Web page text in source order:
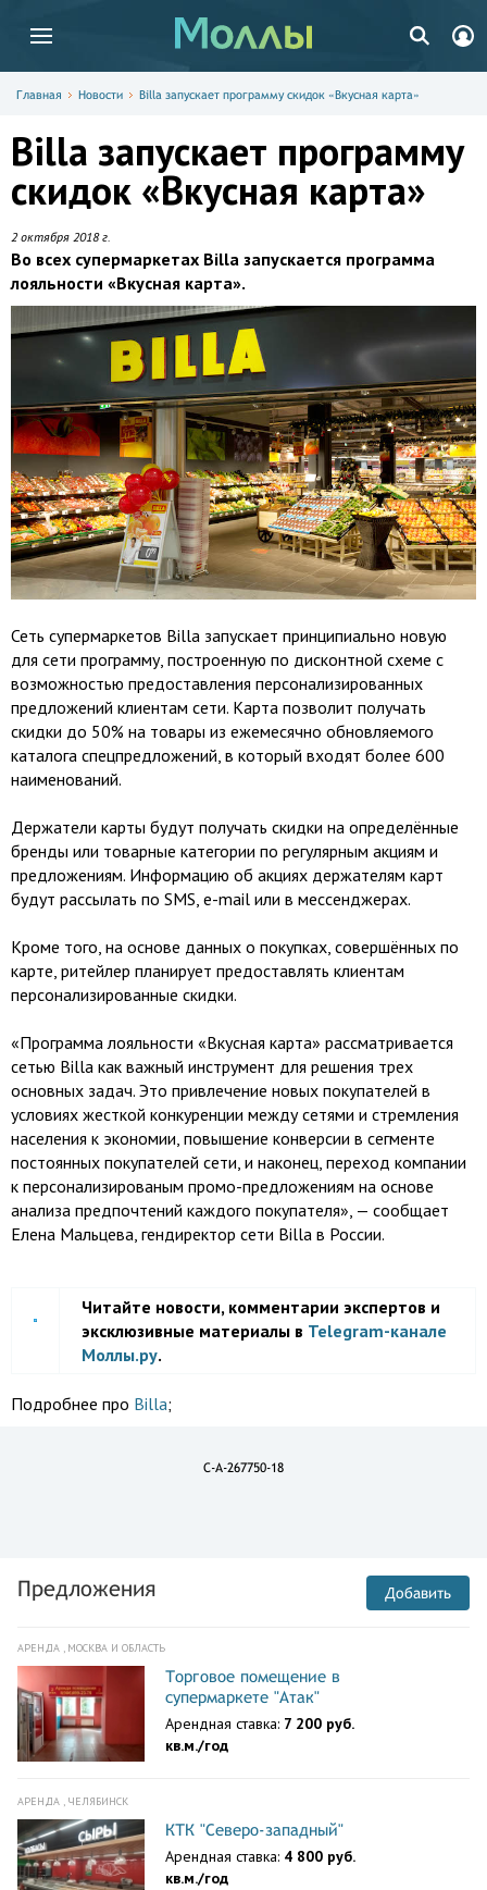
Главная Новости Billa запускает программу скидок «Вкусная карта»
Billa запускает программу
скидок «Вкусная карта»
2 октября 2018 г.
Во всех супермаркетах Billa запускается программа
лояльности «Вкусная карта».
Сеть супермаркетов Billa запускает принципиально новую
для сети программу, построенную по дисконтной схеме с
возможностью предоставления персонализированных
предложений клиентам сети. Карта позволит получать
скидки до 50% на товары из ежемесячно обновляемого
каталога спецпредложений, в который входят более 600
наименований.
Держатели карты будут получать скидки на определённые
бренды или товарные категории по регулярным акциям и
предложениям. Информацию об акциях держателям карт
будут рассылать по SMS, e-mail или в мессенджерах.
Кроме того, на основе данных о покупках, совершённых по
карте, ритейлер планирует предоставлять клиентам
персонализированные скидки.
«Программа лояльности «Вкусная карта» рассматривается
сетью Billa как важный инструмент для решения трех
основных задач. Это привлечение новых покупателей в
условиях жесткой конкуренции между сетями и стремления
населения к экономии, повышение конверсии в сегменте
постоянных покупателей сети, и наконец, переход компании
к персонализированым промо-предложениям на основе
анализа предпочтений каждого покупателя», — сообщает
Елена Мальцева, гендиректор сети Billa в России.
Читайте новости, комментарии экспертов и
эксклюзивные материалы в Telegram-канале
Моллы.ру.
Подробнее про Billa;
C-A-267750-18
Предложения Добавить
АРЕНДА , МОСКВА И ОБЛАСТЬ
Торговое помещение в
супермаркете "Атак"
Арендная ставка: 7 200 руб.
кв.м./год
АРЕНДА , ЧЕЛЯБИНСК
КТК "Северо-западный"
Арендная ставка: 4 800 руб.
кв.м./год